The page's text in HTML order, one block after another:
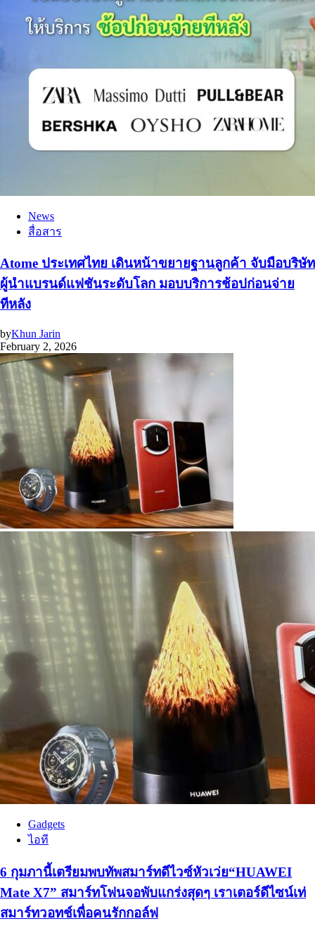
News
สื่อสาร
Atome ประเทศไทย เดินหน้าขยายฐานลูกค้า จับมือบริษัท
ผู้นำแบรนด์แฟชันระดับโลก มอบบริการช้อปก่อนจ่าย
ทีหลัง
byKhun Jarin
February 2, 2026
Gadgets
ไอที
6 กุมภานี้เตรียมพบทัพสมาร์ทดีไวซ์หัวเว่ย“HUAWEI
Mate X7” สมาร์ทโฟนจอพับแกร่งสุดๆ เราเตอร์ดีไซน์เท่
สมาร์ทวอทช์เพื่อคนรักกอล์ฟ